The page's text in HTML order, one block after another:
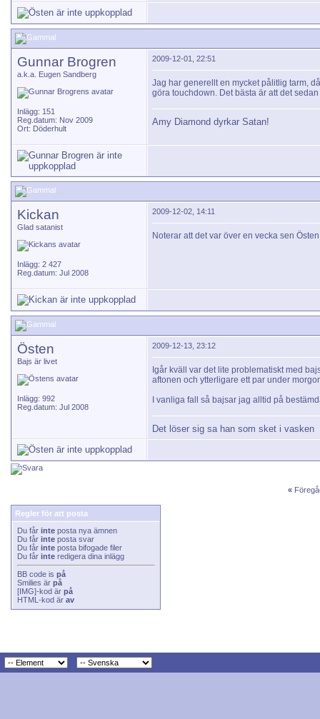
Gunnar Brogren
a.k.a. Eugen Sandberg
Inlägg: 151
Reg.datum: Nov 2009
Ort: Döderhult
2009-12-01, 22:51
Jag har generellt en mycket pålitlig tarm,
göra touchdown. Det bästa är att det
Amy Diamond dyrkar Satan!
Kickan
Glad satanist
Inlägg: 2 427
Reg.datum: Jul 2008
2009-12-02, 14:11
Noterar att det var över en vecka sen
Östen
Bajs är livet
Inlägg: 992
Reg.datum: Jul 2008
2009-12-13, 23:12
Igår kväll var det lite problematiskt med
aftonen och ytterligare ett par under
I vanliga fall så bajsar jag alltid på
Det löser sig sa han som sket i vasken
«
Regler för att posta
Du får inte posta nya ämnen
Du får inte posta svar
Du får inte posta bifogade filer
Du får inte redigera dina inlägg
BB code is på
Smilies är på
[IMG]-kod är på
HTML-kod är av